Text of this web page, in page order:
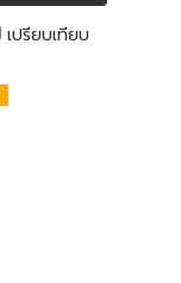
เปรียบเทียบ